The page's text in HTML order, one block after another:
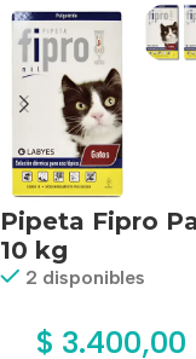
Pipeta Fipro
10 kg
2 disponibles
$ 3.400,00